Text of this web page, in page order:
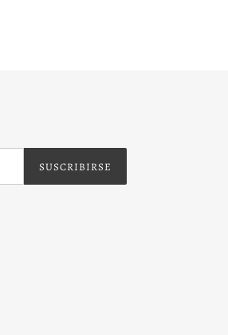
SUSCRIBIRSE